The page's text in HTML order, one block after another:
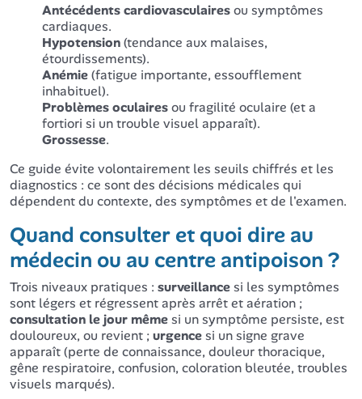
Antécédents cardiovasculairesou symptômes
cardiaques.
Hypotension(tendance aux malaises,
étourdissements).
Anémie(fatigue importante, essoufflement
inhabituel).
Problèmes oculairesou fragilité oculaire (et a
fortiori si un trouble visuel apparaît).
Grossesse.
Ce guide évite volontairement les seuils chiffrés et les
diagnostics : ce sont des décisions médicales qui
dépendent du contexte, des symptômes et de l'examen.
Quand consulter et quoi dire au
médecin ou au centre antipoison ?
Trois niveaux pratiques : surveillancesi les symptômes
sont légers et régressent après arrêt et aération ;
consultation le jour mêmesi un symptôme persiste, est
douloureux, ou revient ;urgencesi un signe grave
apparaît (perte de connaissance, douleur thoracique,
gêne respiratoire, confusion, coloration bleutée, troubles
visuels marqués).